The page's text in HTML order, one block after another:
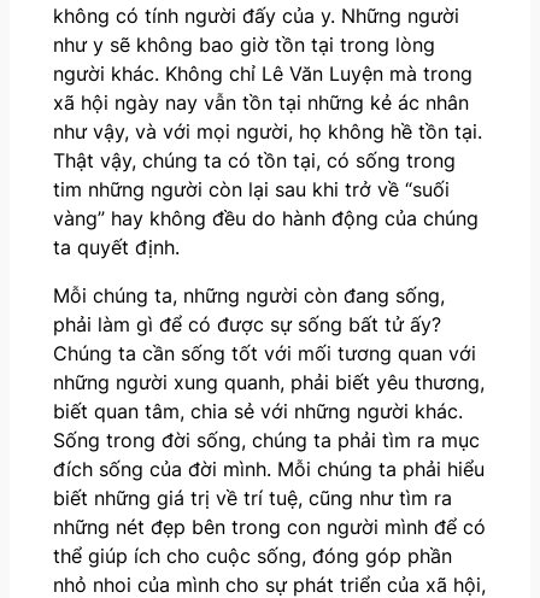
không có tính người đấy của y. Những người
như y sẽ không bao giờ tồn tại trong lòng
người khác. Không chỉ Lê Văn Luyện mà trong
xã hội ngày nay vẫn tồn tại những kẻ ác nhân
như vậy, và với mọi người, họ không hề tồn tại.
Thật vậy, chúng ta có tồn tại, có sống trong
tim những người còn lại sau khi trở về “suối
vàng” hay không đều do hành động của chúng
ta quyết định.
Mỗi chúng ta, những người còn đang sống,
phải làm gì để có được sự sống bất tử ấy?
Chúng ta cần sống tốt với mối tương quan với
những người xung quanh, phải biết yêu thương,
biết quan tâm, chia sẻ với những người khác.
Sống trong đời sống, chúng ta phải tìm ra mục
đích sống của đời mình. Mỗi chúng ta phải hiểu
biết những giá trị về trí tuệ, cũng như tìm ra
những nét đẹp bên trong con người mình để có
thể giúp ích cho cuộc sống, đóng góp phần
nhỏ nhoi của mình cho sự phát triển của xã hội,